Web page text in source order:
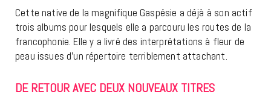
Cette native de la magnifique Gaspésie a déjà à son actif
trois albums pour lesquels elle a parcouru les routes de la
francophonie. Elle y a livré des interprétations à fleur de
peau issues d’un répertoire terriblement attachant.
DE RETOUR AVEC DEUX NOUVEAUX TITRES